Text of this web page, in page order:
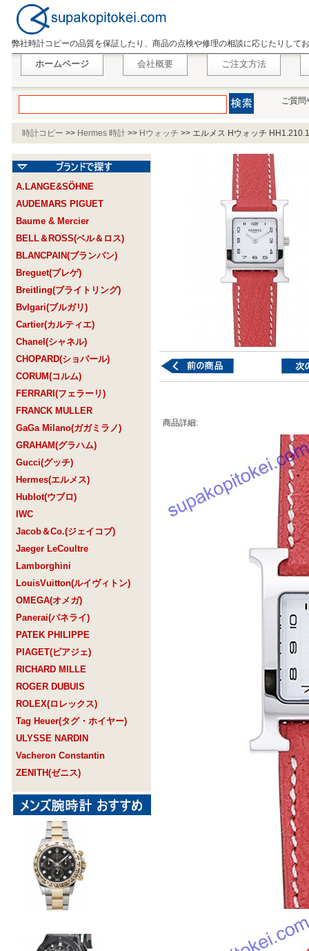
弊社時計コピーの品質を保証したり、商品の点検や修理の相談に応じたりして
ホームページ 会社概要 ご注文方法
ご質問
時計コピー >> Hermes 時計 >> Hウォッチ >> エルメス Hウォッチ
A.LANGE&SÖHNE
AUDEMARS PIGUET
Baume & Mercier
BELL＆ROSS(ベル＆ロス)
BLANCPAIN(ブランパン)
Breguet(ブレゲ)
Breitling(ブライトリング)
Bvlgari(ブルガリ)
Cartier(カルティエ)
Chanel(シャネル)
CHOPARD(ショパール)
CORUM(コルム)
FERRARI(フェラーリ)
FRANCK MULLER
GaGa Milano(ガガミラノ)
GRAHAM(グラハム)
Gucci(グッチ)
Hermes(エルメス)
Hublot(ウブロ)
IWC
Jacob＆Co.(ジェイコブ)
Jaeger LeCoultre
Lamborghini
LouisVuitton(ルイヴィトン)
OMEGA(オメガ)
Panerai(パネライ)
PATEK PHILIPPE
PIAGET(ピアジェ)
RICHARD MILLE
ROGER DUBUIS
ROLEX(ロレックス)
Tag Heuer(タグ・ホイヤー)
ULYSSE NARDIN
Vacheron Constantin
ZENITH(ゼニス)
商品詳細: